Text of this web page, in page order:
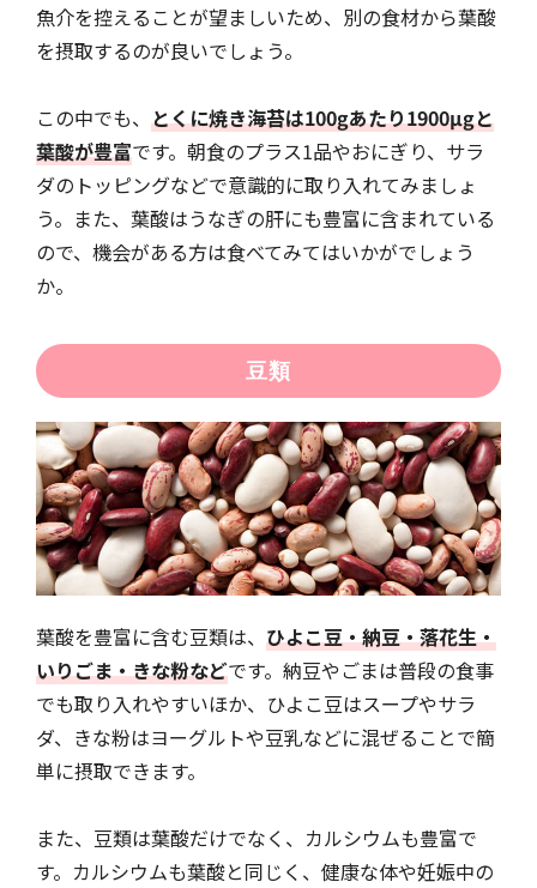
魚介を控えることが望ましいため、別の食材から葉酸
を摂取するのが良いでしょう。
この中でも、 とくに焼き海苔は100gあたり1900µgと
葉酸が豊富です。朝食のプラス1品やおにぎり、サラ
ダのトッピングなどで意識的に取り入れてみましょ
う。また、葉酸はうなぎの肝にも豊富に含まれている
ので、機会がある方は食べてみてはいかがでしょう
か。
豆類
葉酸を豊富に含む豆類は、 ひよこ豆・納豆・落花生・
いりごま・きな粉などです。納豆やごまは普段の食事
でも取り入れやすいほか、ひよこ豆はスープやサラ
ダ、きな粉はヨーグルトや豆乳などに混ぜることで簡
単に摂取できます。
また、豆類は葉酸だけでなく、カルシウムも豊富で
す。カルシウムも葉酸と同じく、健康な体や妊娠中の